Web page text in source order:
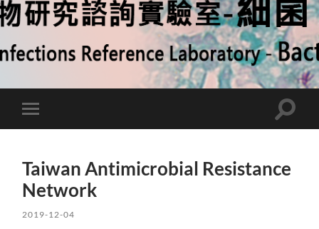
Toggle
mobile
Toggle
Taiwan Antimicrobial Resistance
Network
2019-12-04